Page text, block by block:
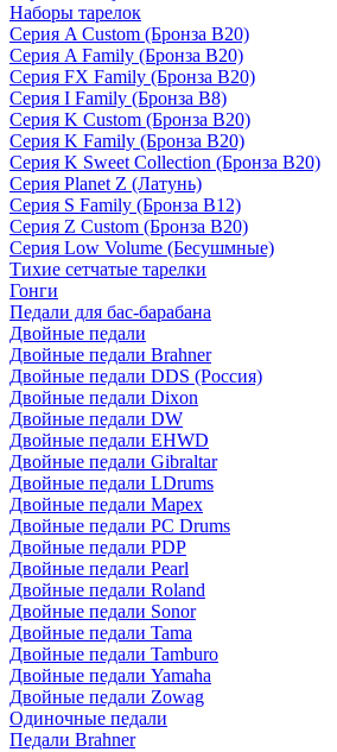
Наборы тарелок
Серия A Custom (Бронза B20)
Серия A Family (Бронза B20)
Серия FX Family (Бронза B20)
Серия I Family (Бронза B8)
Серия K Custom (Бронза B20)
Серия K Family (Бронза B20)
Серия K Sweet Collection (Бронза B20)
Серия Planet Z (Латунь)
Серия S Family (Бронза B12)
Серия Z Custom (Бронза B20)
Серия Low Volume (Бесушмные)
Тихие сетчатые тарелки
Гонги
Педали для бас-барабана
Двойные педали
Двойные педали Brahner
Двойные педали DDS (Россия)
Двойные педали Dixon
Двойные педали DW
Двойные педали EHWD
Двойные педали Gibraltar
Двойные педали LDrums
Двойные педали Mapex
Двойные педали PC Drums
Двойные педали PDP
Двойные педали Pearl
Двойные педали Roland
Двойные педали Sonor
Двойные педали Tama
Двойные педали Tamburo
Двойные педали Yamaha
Двойные педали Zowag
Одиночные педали
Педали Brahner